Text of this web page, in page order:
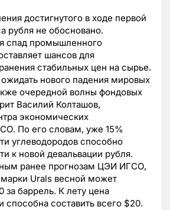
достигнутого в ходе первой
рубля не обосновано.
спад промышленного
шансов для
стабильных цен на сырье.
нового падения мировых
очередной волны фондовых
Василий Колташов,
экономических
По его словам, уже 15%
углеводородов способно
к новой девальвации рубля.
ранее прогнозам ЦЭИ ИГСО,
Urals весной может
за баррель. К лету цена
способна составить всего $20.